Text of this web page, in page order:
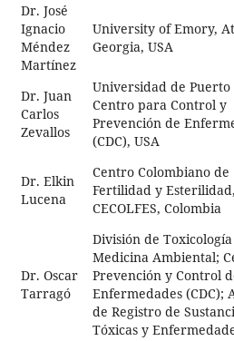
Dr. José
Ignacio
Méndez
Martínez
University of Emory,
Georgia, USA
Dr. Juan
Carlos
Zevallos
Universidad de Puerto
Centro para Control y
Prevención de
(CDC), USA
Dr. Elkin
Lucena
Centro Colombiano de
Fertilidad y Esterilidad,
CECOLFES, Colombia
Dr. Oscar
Tarragó
División de
Medicina Ambiental;
Prevención y Control
Enfermedades (CDC);
de Registro de
Tóxicas y